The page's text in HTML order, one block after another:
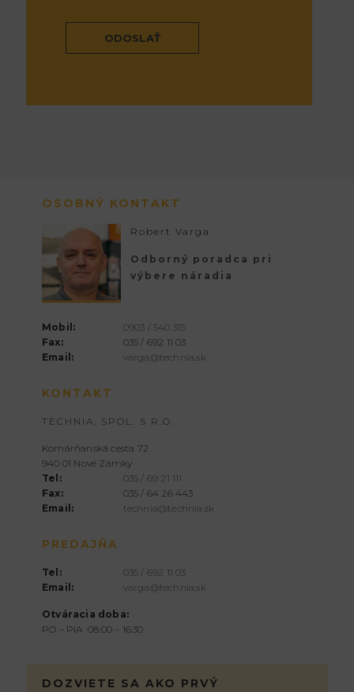
OSOBNÝ KONTAKT
Robert Varga
Odborný poradca pri
výbere náradia
Mobil:
0903 / 540 315
Fax:
035 / 692 11 03
Email:
varga@technia.sk
KONTAKT
TECHNIA, SPOL. S R.O.
Komárňanská cesta 72
940 01 Nové Zámky
Tel:
035 / 69 21 111
Fax:
035 / 64 26 443
Email:
technia@technia.sk
PREDAJŇA
Tel:
035 / 692 11 03
Email:
varga@technia.sk
Otváracia doba:
PO – PIA 08:00 – 16:30
DOZVIETE SA AKO PRVÝ